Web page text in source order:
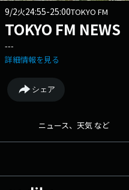
9/2火24:55-25:00TOKYO FM
TOKYO FM NEWS
---
詳細情報を見る
シェア
ニュース、天気 など